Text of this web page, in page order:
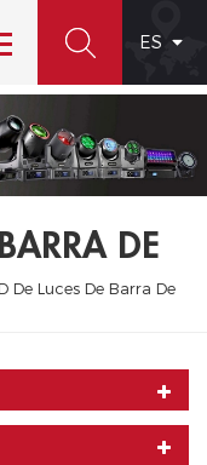
ES
DE
De Luces De Barra De